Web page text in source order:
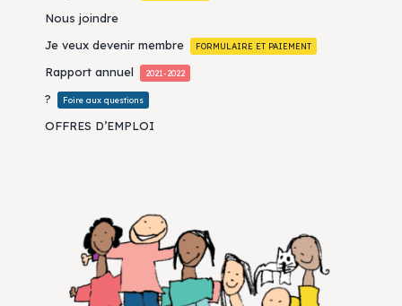
Nous joindre
Je veux devenir membre
FORMULAIRE ET PAIEMENT
Rapport annuel 2021-2022
? Foire aux questions
OFFRES D’EMPLOI